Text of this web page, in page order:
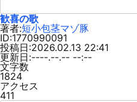
歓喜の歌
著者:短小包茎マゾ豚
ID:1770990091
投稿日:2026.02.13 22:41
更新日:----.--.-- --:--
文字数
1824
アクセス
411